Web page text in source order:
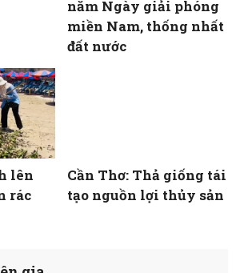
năm Ngày giải phóng
miền Nam, thống nhất
đất nước
lên
rác
Cần Thơ: Thả giống tái
tạo nguồn lợi thủy sản